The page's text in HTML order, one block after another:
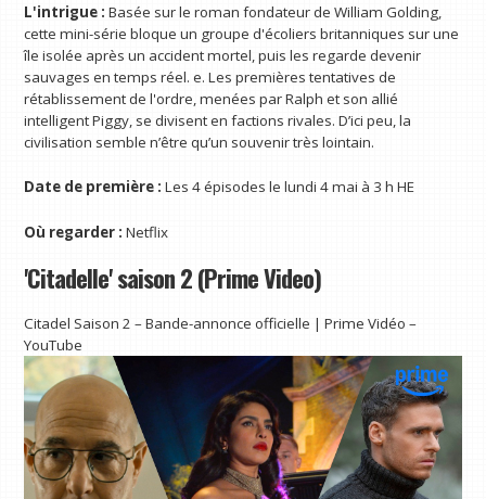
L'intrigue : Basée sur le roman fondateur de William Golding,
cette mini-série bloque un groupe d'écoliers britanniques sur une
île isolée après un accident mortel, puis les regarde devenir
sauvages en temps réel. e. Les premières tentatives de
rétablissement de l'ordre, menées par Ralph et son allié
intelligent Piggy, se divisent en factions rivales. D’ici peu, la
civilisation semble n’être qu’un souvenir très lointain.
Date de première : Les 4 épisodes le lundi 4 mai à 3 h HE
Où regarder :Netflix
'Citadelle' saison 2 (Prime Video)
Citadel Saison 2 – Bande-annonce officielle | Prime Vidéo –
YouTube